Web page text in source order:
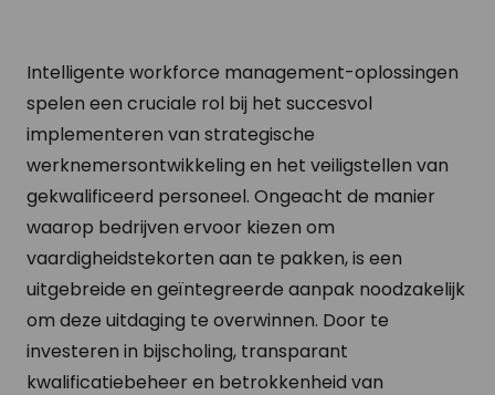
Intelligente workforce management-oplossingen
spelen een cruciale rol bij het succesvol
implementeren van strategische
werknemersontwikkeling en het veiligstellen van
gekwalificeerd personeel. Ongeacht de manier
waarop bedrijven ervoor kiezen om
vaardigheidstekorten aan te pakken, is een
uitgebreide en geïntegreerde aanpak noodzakelijk
om deze uitdaging te overwinnen. Door te
investeren in bijscholing, transparant
kwalificatiebeheer en betrokkenheid van